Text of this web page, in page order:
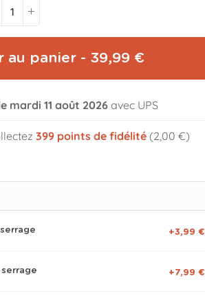
au panier - 39,99 €
mardi 11 août 2026 avec UPS
399points de fidélité (2,00 €)
+3,99 €
+7,99 €